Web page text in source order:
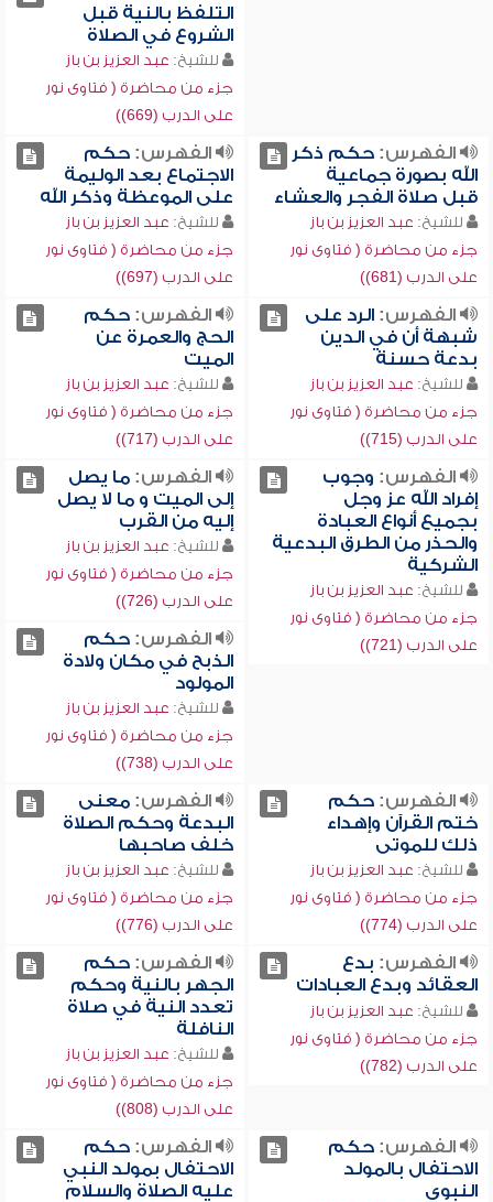
التلفظ بالنية قبل
الشروع في الصلاة
للشيخ: عبد العزيز بن باز
جزء من محاضرة ( فتاوى نور
على الدرب (669))
الفهرس:حكم ذكر
الله بصورة جماعية
قبل صلاة الفجر والعشاء
للشيخ: عبد العزيز بن باز
جزء من محاضرة ( فتاوى نور
على الدرب (681))
الفهرس:حكم
الاجتماع بعد الوليمة
على الموعظة وذكر الله
للشيخ: عبد العزيز بن باز
جزء من محاضرة ( فتاوى نور
على الدرب (697))
الفهرس:الرد على
شبهة أن في الدين
بدعة حسنة
للشيخ: عبد العزيز بن باز
جزء من محاضرة ( فتاوى نور
على الدرب (715))
الفهرس:حكم
الحج والعمرة عن
الميت
للشيخ: عبد العزيز بن باز
جزء من محاضرة ( فتاوى نور
على الدرب (717))
الفهرس: وجوب
إفراد الله عز وجل
بجميع أنواع العبادة
والحذر من الطرق البدعية
الشركية
للشيخ: عبد العزيز بن باز
جزء من محاضرة ( فتاوى نور
على الدرب (721))
الفهرس:ما يصل
إلى الميت و ما لا يصل
إليه من القرب
للشيخ: عبد العزيز بن باز
جزء من محاضرة ( فتاوى نور
على الدرب (726))
الفهرس:حكم
الذبح في مكان ولادة
المولود
للشيخ: عبد العزيز بن باز
جزء من محاضرة ( فتاوى نور
على الدرب (738))
الفهرس:حكم
ختم القرآن وإهداء
ذلك للموتى
للشيخ: عبد العزيز بن باز
جزء من محاضرة ( فتاوى نور
على الدرب (774))
الفهرس:معنى
البدعة وحكم الصلاة
خلف صاحبها
للشيخ: عبد العزيز بن باز
جزء من محاضرة ( فتاوى نور
على الدرب (776))
الفهرس: بدع
العقائد وبدع العبادات
للشيخ: عبد العزيز بن باز
جزء من محاضرة ( فتاوى نور
على الدرب (782))
الفهرس:حكم
الجهر بالنية وحكم
تعدد النية في صلاة
النافلة
للشيخ: عبد العزيز بن باز
جزء من محاضرة ( فتاوى نور
على الدرب (808))
الفهرس:حكم
الاحتفال بالمولد
النبوي
الفهرس:حكم
الاحتفال بمولد النبي
عليه الصلاة والسلام